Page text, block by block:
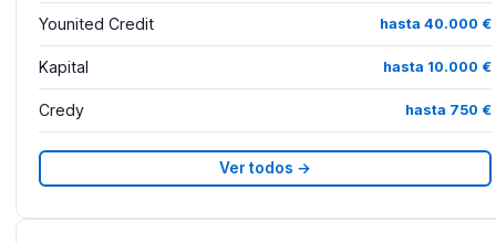
Younited Credit hasta 40.000 €
Kapital hasta 10.000 €
Credy hasta 750 €
Ver todos →